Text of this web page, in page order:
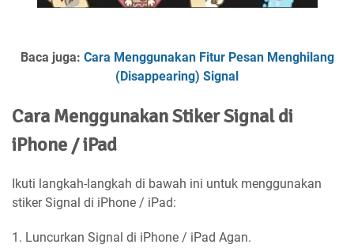
Baca juga: Cara Menggunakan Fitur Pesan Menghilang
(Disappearing) Signal
Cara Menggunakan Stiker Signal di
iPhone / iPad
Ikuti langkah-langkah di bawah ini untuk menggunakan
stiker Signal di iPhone / iPad:
1. Luncurkan Signal di iPhone / iPad Agan.